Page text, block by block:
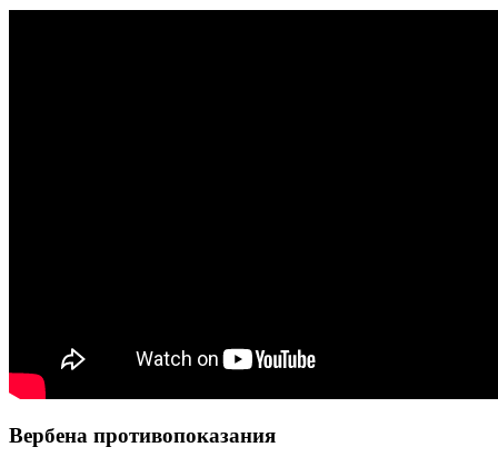
Вербена противопоказания